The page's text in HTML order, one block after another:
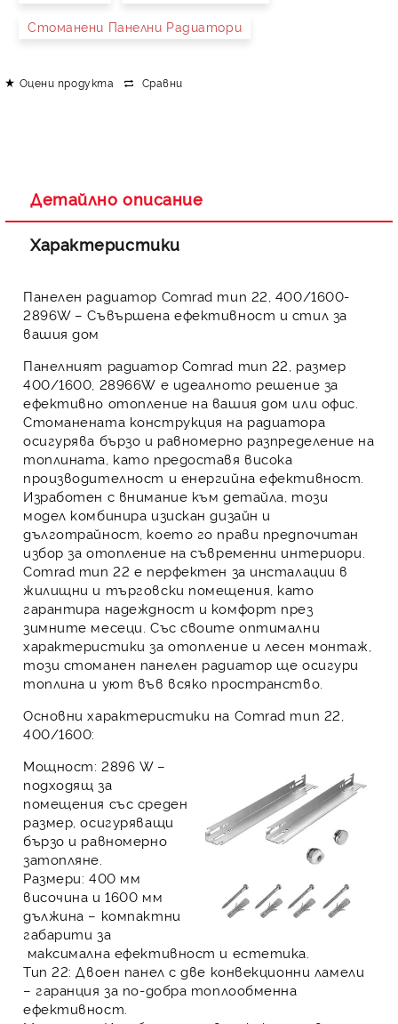
Стоманени Панелни Радиатори
Оцени продукта Сравни
Детайлно описание
Характеристики
Панелен радиатор Comrad тип 22, 400/1600-
2896W – Съвършена ефективност и стил за
вашия дом
Панелният радиатор Comrad тип 22, размер
400/1600, 28966W е идеалното решение за
ефективно отопление на вашия дом или офис.
Стоманената конструкция на радиатора
осигурява бързо и равномерно разпределение на
топлината, като предоставя висока
производителност и енергийна ефективност.
Изработен с внимание към детайла, този
модел комбинира изискан дизайн и
дълготрайност, което го прави предпочитан
избор за отопление на съвременни интериори.
Comrad тип 22 е перфектен за инсталации в
жилищни и търговски помещения, като
гарантира надеждност и комфорт през
зимните месеци. Със своите оптимални
характеристики за отопление и лесен монтаж,
този стоманен панелен радиатор ще осигури
топлина и уют във всяко пространство.
Основни характеристики на Comrad тип 22,
400/1600:
Мощност: 2896 W –
подходящ за
помещения със среден
размер, осигуряващи
бързо и равномерно
затопляне.
Размери: 400 мм
височина и 1600 мм
дължина – компактни
габарити за
максимална ефективност и естетика.
Тип 22: Двоен панел с две конвекционни ламели
– гаранция за по-добра топлообменна
ефективност.